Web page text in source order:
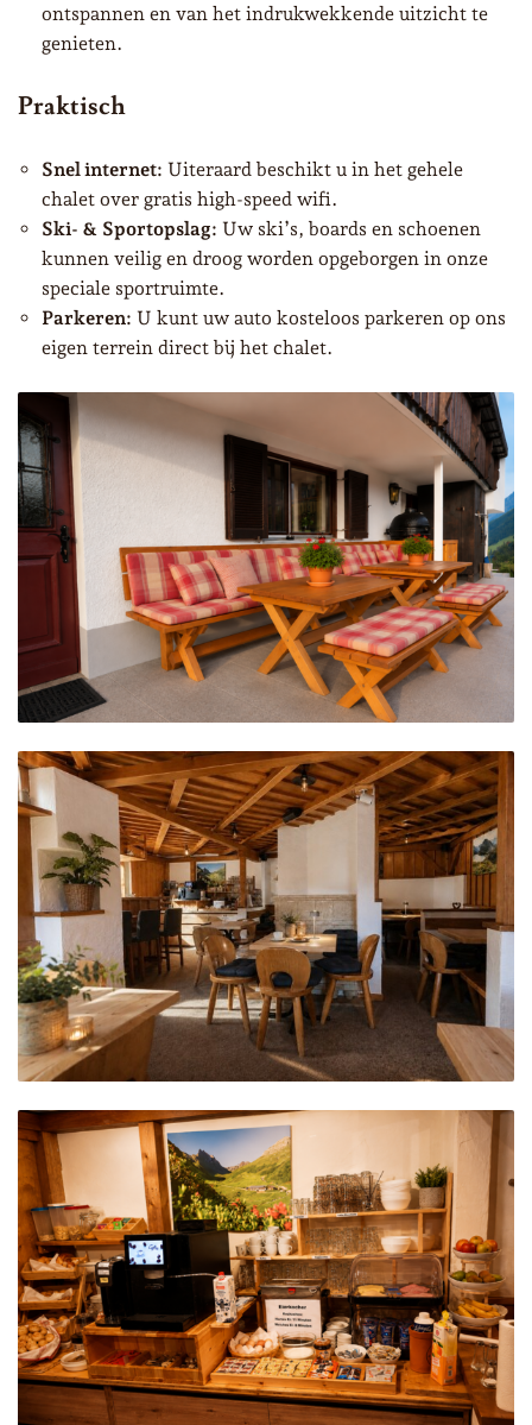
ontspannen en van het indrukwekkende uitzicht te
genieten.
Praktisch
Snel internet: Uiteraard beschikt u in het gehele
chalet over gratis high-speed wifi.
Ski- & Sportopslag: Uw ski’s, boards en schoenen
kunnen veilig en droog worden opgeborgen in onze
speciale sportruimte.
Parkeren: U kunt uw auto kosteloos parkeren op ons
eigen terrein direct bij het chalet.